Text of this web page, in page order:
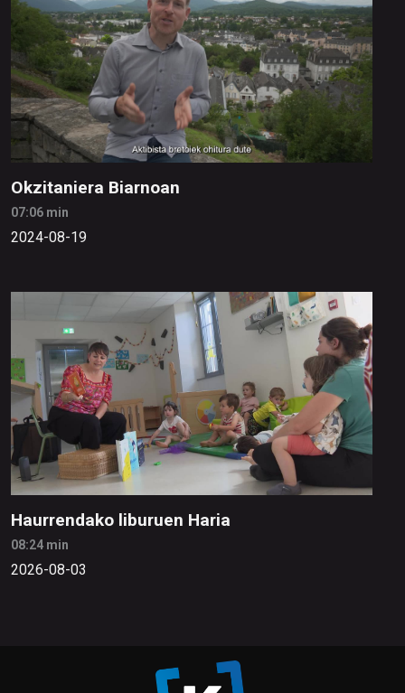
Okzitaniera Biarnoan
07:06 min
2024-08-19
Haurrendako liburuen Haria
08:24 min
2026-08-03